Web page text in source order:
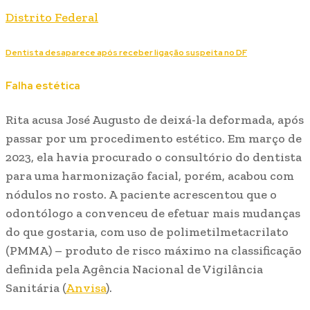
Distrito Federal
Dentista desaparece após receber ligação suspeita no DF
Falha estética
Rita acusa José Augusto de deixá-la deformada, após
passar por um procedimento estético. Em março de
2023, ela havia procurado o consultório do dentista
para uma harmonização facial, porém, acabou com
nódulos no rosto. A paciente acrescentou que o
odontólogo a convenceu de efetuar mais mudanças
do que gostaria, com uso de polimetilmetacrilato
(PMMA) – produto de risco máximo na classificação
definida pela Agência Nacional de Vigilância
Sanitária (Anvisa).